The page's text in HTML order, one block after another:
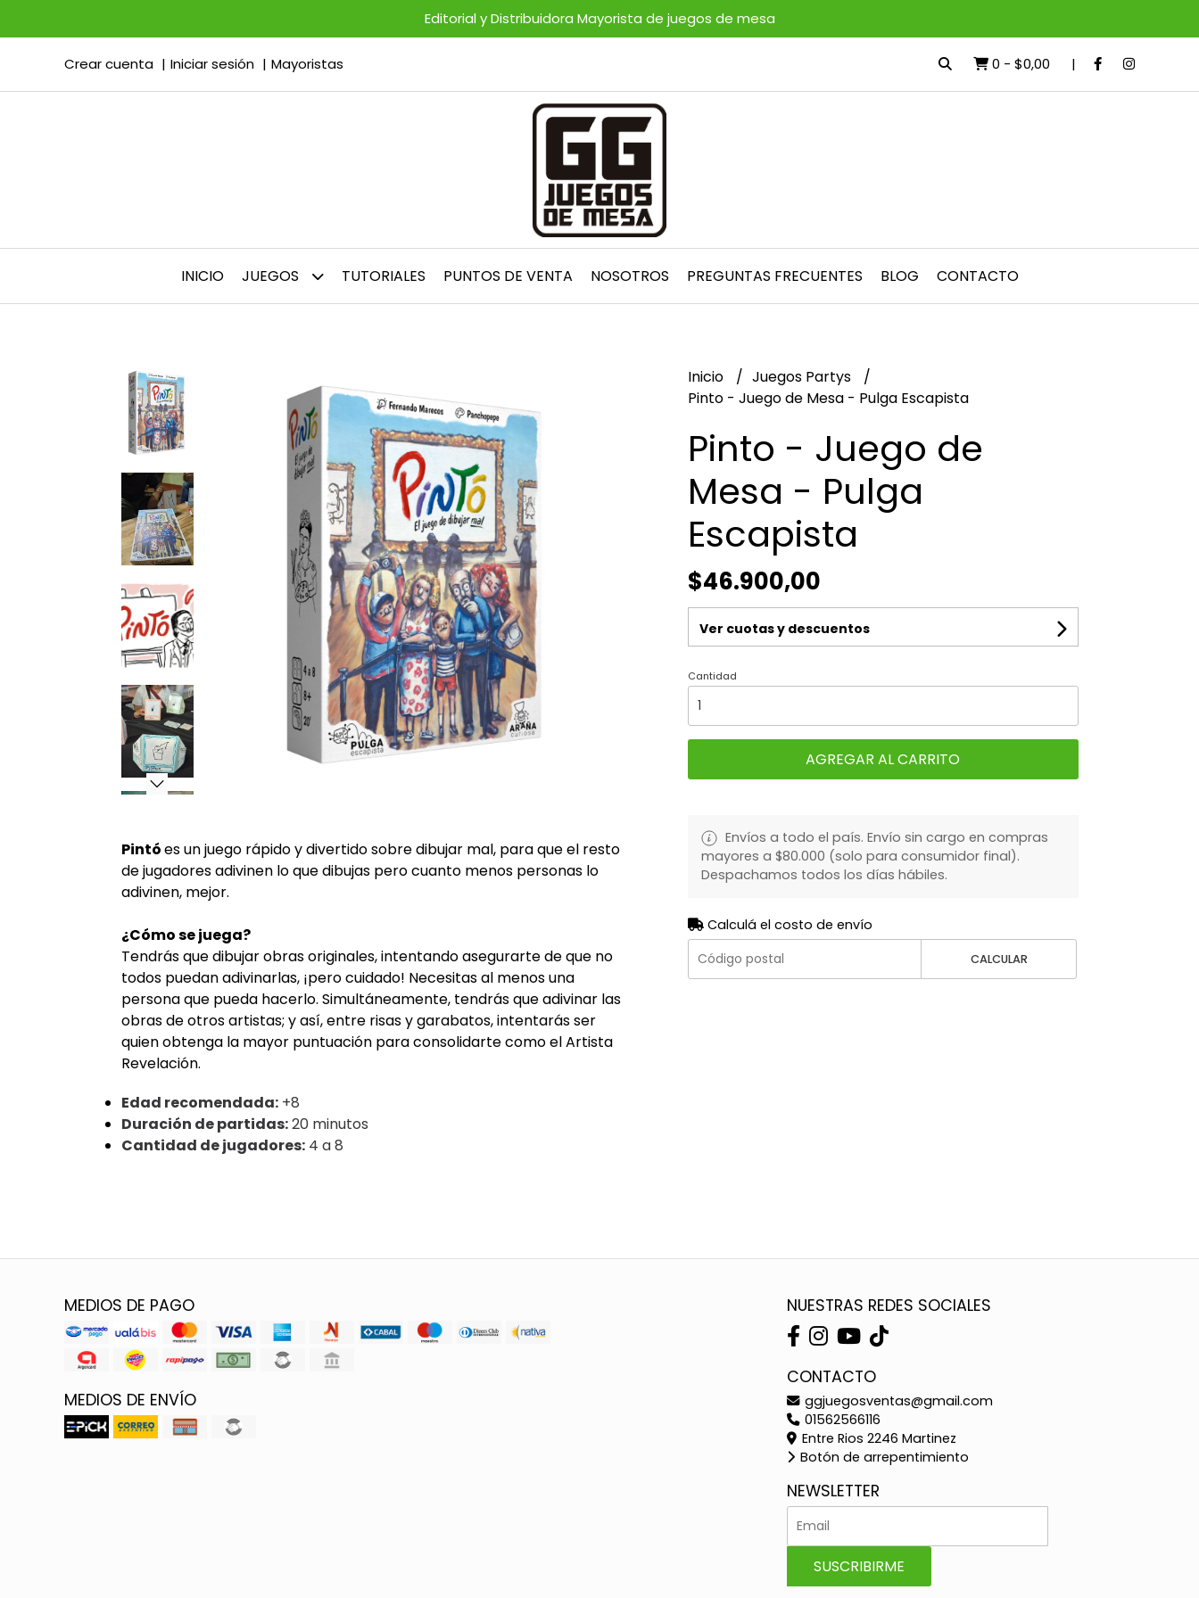
Editorial y Distribuidora Mayorista de juegos de mesa
Crear cuenta Iniciar sesión Mayoristas 0 - $0,00
INICIO JUEGOS TUTORIALES PUNTOS DE VENTA NOSOTROS PREGUNTAS FRECUENTES BLOG CONTACTO
Pintóes un juego rápido y divertido sobre dibujar mal, para que el resto
de jugadores adivinen lo que dibujas pero cuanto menos personas lo
adivinen, mejor.
¿Cómo se juega?
Tendrás que dibujar obras originales, intentando asegurarte de que no
todos puedan adivinarlas, ¡pero cuidado! Necesitas al menos una
persona que pueda hacerlo. Simultáneamente, tendrás que adivinar las
obras de otros artistas; y así, entre risas y garabatos, intentarás ser
quien obtenga la mayor puntuación para consolidarte como el Artista
Revelación.
Edad recomendada:+8
Duración de partidas:20 minutos
Cantidad de jugadores:4 a 8
Inicio
Juegos Partys
Pinto - Juego de Mesa - Pulga Escapista
Pinto - Juego de
Mesa - Pulga
Escapista
$46.900,00
Ver cuotas y descuentos
Cantidad
AGREGAR AL CARRITO
Envíos a todo el país. Envío sin cargo en compras
mayores a $80.000 (solo para consumidor final).
Despachamos todos los días hábiles.
Calculá el costo de envío
CALCULAR
MEDIOS DE PAGO
MEDIOS DE ENVÍO
NUESTRAS REDES SOCIALES
CONTACTO
ggjuegosventas@gmail.com
01562566116
Entre Rios 2246 Martinez
Botón de arrepentimiento
NEWSLETTER
SUSCRIBIRME